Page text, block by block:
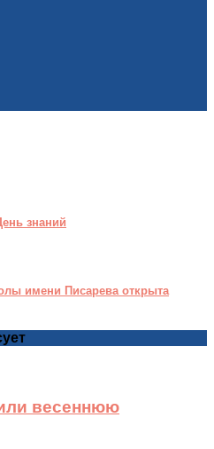
знаний
имени Писарева открыта
весеннюю